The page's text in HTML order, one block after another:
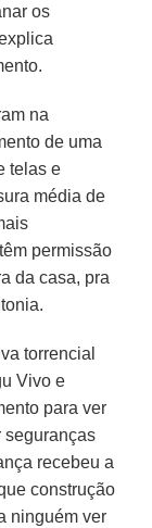
os
na
de uma
telas e
média de
permissão
da casa, pra
torrencial
Vivo e
para ver
seguranças
recebeu a
construção
ninguém ver